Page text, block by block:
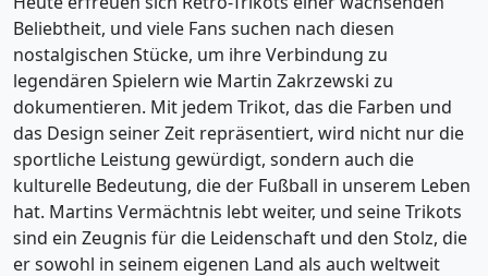
Beliebtheit, und viele Fans suchen nach diesen
nostalgischen Stücke, um ihre Verbindung zu
legendären Spielern wie Martin Zakrzewski zu
dokumentieren. Mit jedem Trikot, das die Farben und
das Design seiner Zeit repräsentiert, wird nicht nur die
sportliche Leistung gewürdigt, sondern auch die
kulturelle Bedeutung, die der Fußball in unserem Leben
hat. Martins Vermächtnis lebt weiter, und seine Trikots
sind ein Zeugnis für die Leidenschaft und den Stolz, die
er sowohl in seinem eigenen Land als auch weltweit